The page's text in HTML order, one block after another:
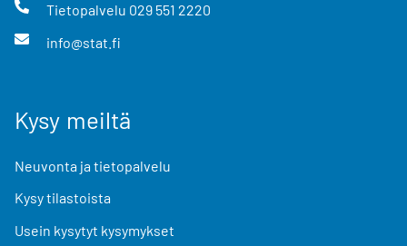
Tietopalvelu 029 551 2220
info@stat.fi
Kysy meiltä
Neuvonta ja tietopalvelu
Kysy tilastoista
Usein kysytyt kysymykset